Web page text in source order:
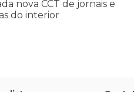
nova CCT de jornais e
do interior